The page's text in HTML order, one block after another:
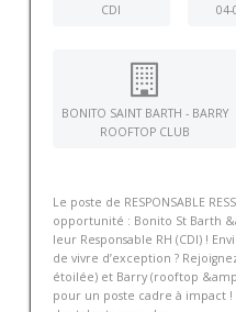
CDI 04-
BONITO SAINT BARTH - BARRY
ROOFTOP CLUB
Le poste de RESPONSABLE
opportunité : Bonito St Barth
leur Responsable RH (CDI) !
de vivre d’exception ?
étoilée) et Barry (rooftop
pour un poste cadre à impact !